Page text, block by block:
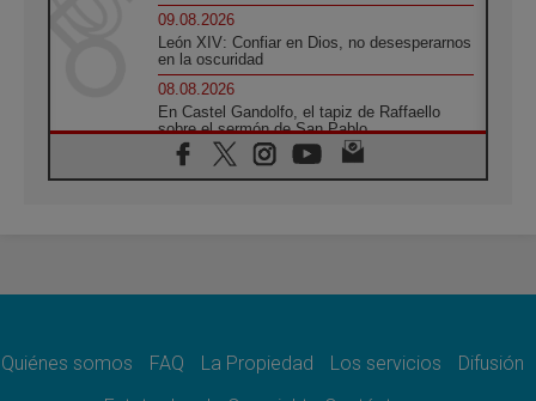
09.08.2026
León XIV: Confiar en Dios, no desesperarnos
en la oscuridad
08.08.2026
En Castel Gandolfo, el tapiz de Raffaello
sobre el sermón de San Pablo
08.08.2026
En Colombia, «la paz no se compra con una
08.08.2026
08.08.2026
Quiénes somos FAQ La Propiedad Los servicios
Difusión